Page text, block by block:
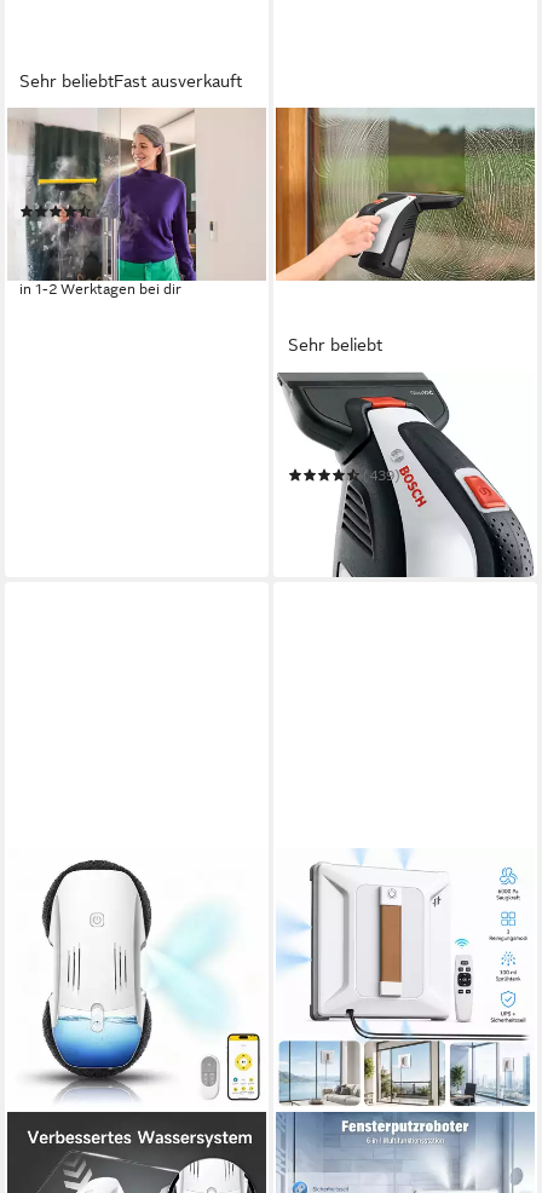
Sehr beliebtFast ausverkauft
KÄRCHER
Fensterreiniger Fensterdüse
Comfort
(20)
18,99 € UVP24,99 €
-24%
in 1-2 Werktagen bei dir
Sehr beliebt
BOSCH HOME & GARDEN
Akku-Fenstersauger
GlassVAC
(439)
64,99 € UVP 87,99 €
in 1-2 Werktagen bei dir